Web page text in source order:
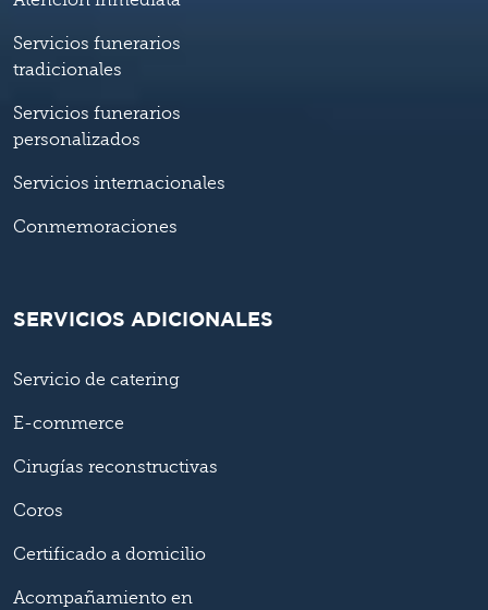
Servicios funerarios
tradicionales
Servicios funerarios
personalizados
Servicios internacionales
Conmemoraciones
SERVICIOS ADICIONALES
Servicio de catering
E-commerce
Cirugías reconstructivas
Coros
Certificado a domicilio
Acompañamiento en